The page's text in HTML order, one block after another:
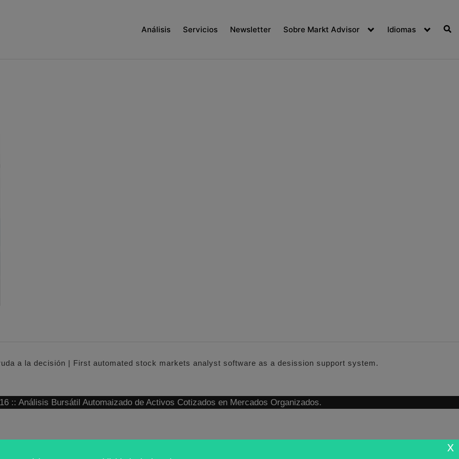
Análisis Servicios Newsletter Sobre Markt Advisor Idiomas
a la decisión | First automated stock markets analyst software as a desission support system.
:: Análisis Bursátil Automaizado de Activos Cotizados en Mercados Organizados.
x